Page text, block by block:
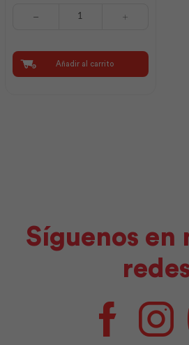
6x6x6
Workpro
Añadir al carrito
Síguenos en
Facebook